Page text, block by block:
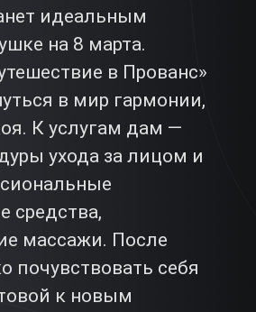
идеальным
на 8 марта.
в Прованс»
в мир гармонии,
К услугам дам —
ухода за лицом и
средства,
массажи. После
почувствовать себя
к новым